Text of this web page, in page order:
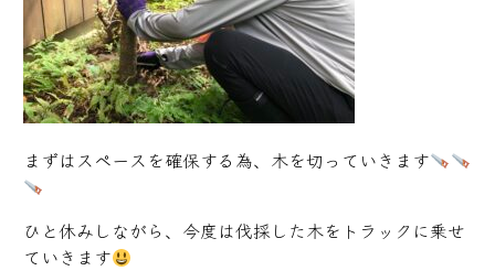
まずはスペースを確保する為、木を切っていきます
ひと休みしながら、今度は伐採した木をトラックに乗せ
ていきます